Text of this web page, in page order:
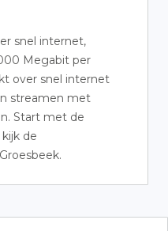
snel internet,
Megabit per
over snel internet
streamen met
Start met de
de